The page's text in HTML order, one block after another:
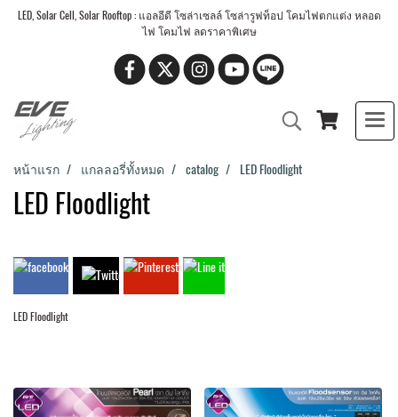
LED, Solar Cell, Solar Rooftop : แอลอีดี โซล่าเซลล์ โซล่ารูฟท็อป โคมไฟตกแต่ง หลอด
ไฟ โคมไฟ ลดราคาพิเศษ
หน้าแรก แกลลอรี่ทั้งหมด catalog LED Floodlight
LED Floodlight
LED Floodlight